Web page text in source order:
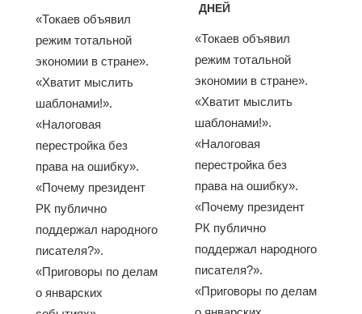
«Токаев объявил
режим тотальной
экономии в стране».
«Хватит мыслить
шаблонами!».
«Налоговая
перестройка без
права на ошибку».
«Почему президент
РК публично
поддержал народного
писателя?».
«Приговоры по делам
о январских
ДНЕЙ
«Токаев объявил
режим тотальной
экономии в стране».
«Хватит мыслить
шаблонами!».
«Налоговая
перестройка без
права на ошибку».
«Почему президент
РК публично
поддержал народного
писателя?».
«Приговоры по делам